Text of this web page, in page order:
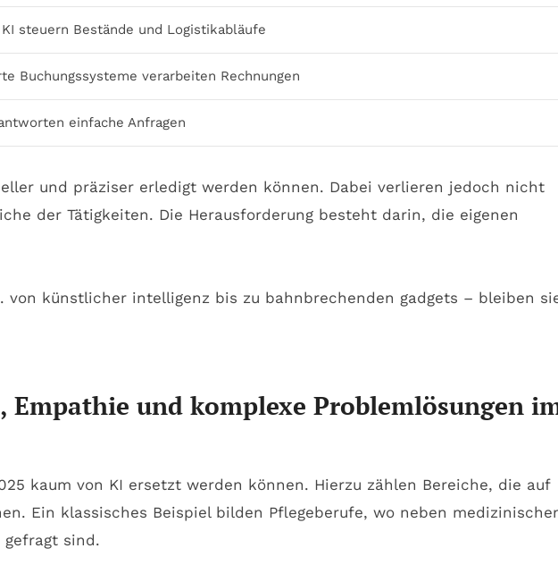
steuern Bestände und Logistikabläufe
Buchungssysteme verarbeiten Rechnungen
einfache Anfragen
und präziser erledigt werden können. Dabei verlieren jedoch nicht
der Tätigkeiten. Die Herausforderung besteht darin, die eigenen
und komplexe Problemlösungen
kaum von KI ersetzt werden können. Hierzu zählen Bereiche, die auf
Ein klassisches Beispiel bilden Pflegeberufe, wo neben
sind.